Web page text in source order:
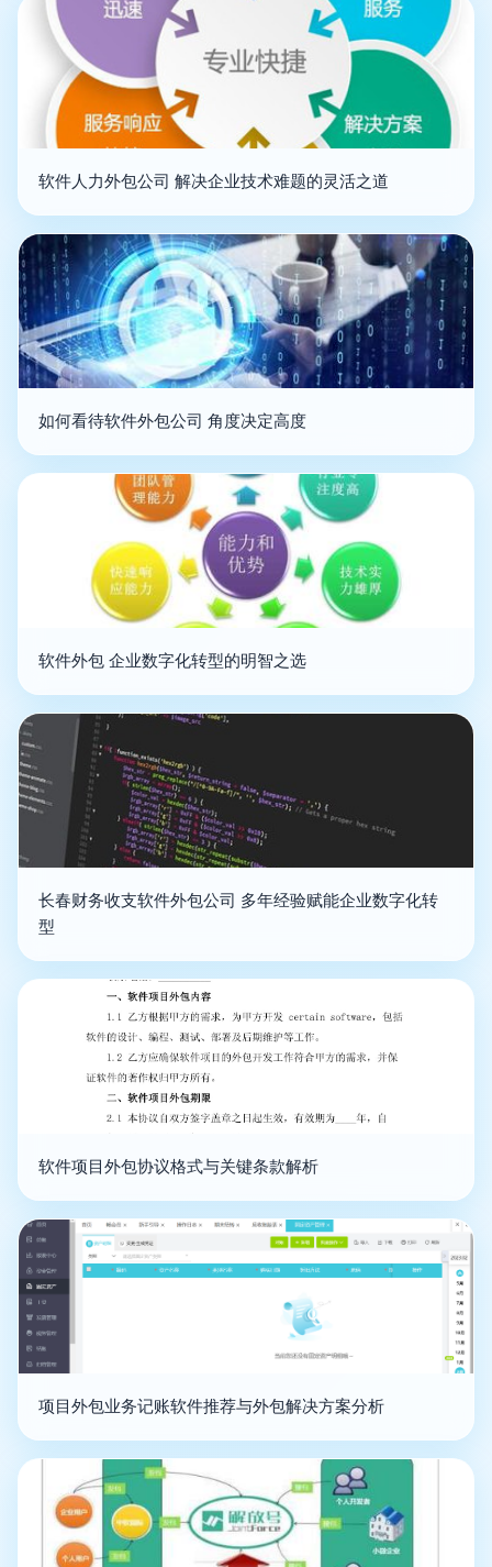
软件人力外包公司 解决企业技术难题的灵活之道
如何看待软件外包公司 角度决定高度
软件外包 企业数字化转型的明智之选
长春财务收支软件外包公司 多年经验赋能企业数字化转
型
软件项目外包协议格式与关键条款解析
项目外包业务记账软件推荐与外包解决方案分析